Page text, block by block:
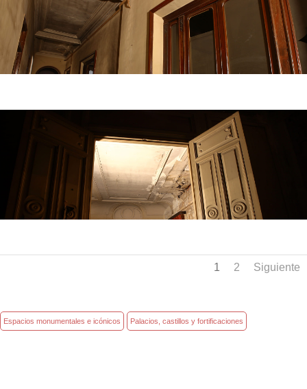
1 2 Siguiente
Espacios monumentales e icónicos Palacios, castillos y fortificaciones